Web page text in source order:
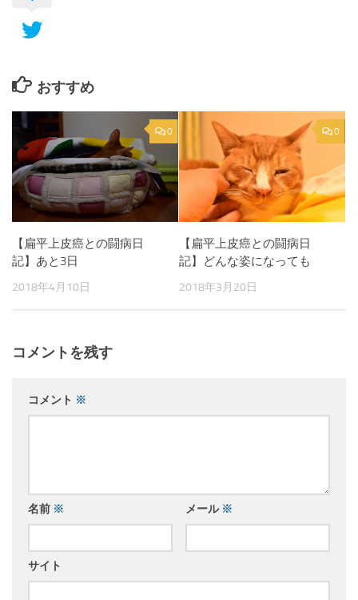
おすすめ
0
【扁平上皮癌との闘病日
記】あと3日
2018年4月10日
0
【扁平上皮癌との闘病日
記】どんな姿になっても
2018年3月20日
コメントを残す
コメント ※
名前 ※ メール ※
サイト